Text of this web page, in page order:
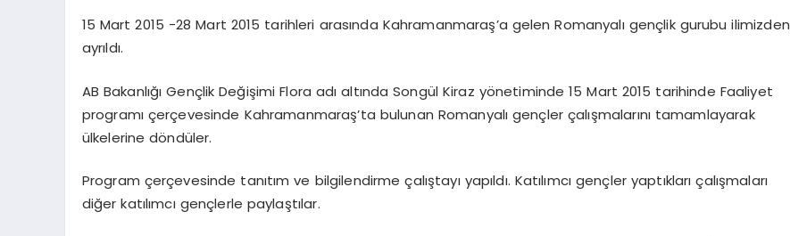
15 Mart 2015 -28 Mart 2015 tarihleri arasında Kahramanmaraş’a gelen Romanyalı gençlik gurubu ilimizden
ayrıldı.
AB Bakanlığı Gençlik Değişimi Flora adı altında Songül Kiraz yönetiminde 15 Mart 2015 tarihinde Faaliyet
programı çerçevesinde Kahramanmaraş’ta bulunan Romanyalı gençler çalışmalarını tamamlayarak
ülkelerine döndüler.
Program çerçevesinde tanıtım ve bilgilendirme çalıştayı yapıldı. Katılımcı gençler yaptıkları çalışmaları
diğer katılımcı gençlerle paylaştılar.